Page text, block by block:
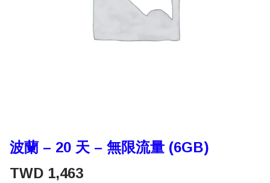
波蘭 – 20 天 – 無限流量 (6GB)
TWD 1,463